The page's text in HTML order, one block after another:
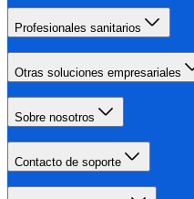
Profesionales sanitarios
Otras soluciones empresariales
Sobre nosotros
Contacto de soporte